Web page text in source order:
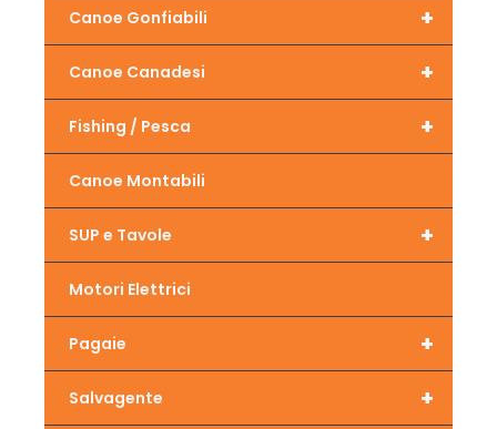
+
Canoe Gonfiabili
+
Canoe Canadesi
+
Fishing / Pesca
Canoe Montabili
+
SUP e Tavole
Motori Elettrici
+
Pagaie
+
Salvagente